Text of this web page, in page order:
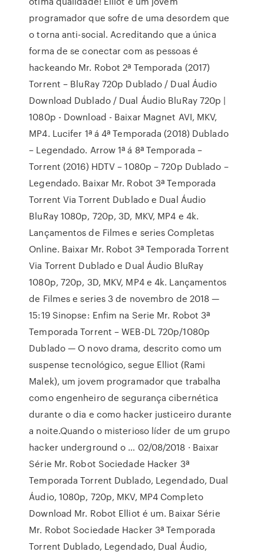
programador que sofre de uma desordem que
o torna anti-social. Acreditando que a única
forma de se conectar com as pessoas é
hackeando Mr. Robot 2ª Temporada (2017)
Torrent – BluRay 720p Dublado / Dual Áudio
Download Dublado / Dual Áudio BluRay 720p |
1080p - Download - Baixar Magnet AVI, MKV,
MP4. Lucifer 1ª á 4ª Temporada (2018) Dublado
– Legendado. Arrow 1ª á 8ª Temporada –
Torrent (2016) HDTV – 1080p – 720p Dublado –
Legendado. Baixar Mr. Robot 3ª Temporada
Torrent Via Torrent Dublado e Dual Áudio
BluRay 1080p, 720p, 3D, MKV, MP4 e 4k.
Lançamentos de Filmes e series Completas
Online. Baixar Mr. Robot 3ª Temporada Torrent
Via Torrent Dublado e Dual Áudio BluRay
1080p, 720p, 3D, MKV, MP4 e 4k. Lançamentos
de Filmes e series 3 de novembro de 2018 —
15:19 Sinopse: Enfim na Serie Mr. Robot 3ª
Temporada Torrent – WEB-DL 720p/1080p
Dublado — O novo drama, descrito como um
suspense tecnológico, segue Elliot (Rami
Malek), um jovem programador que trabalha
como engenheiro de segurança cibernética
durante o dia e como hacker justiceiro durante
a noite.Quando o misterioso líder de um grupo
hacker underground o … 02/08/2018 · Baixar
Série Mr. Robot Sociedade Hacker 3ª
Temporada Torrent Dublado, Legendado, Dual
Áudio, 1080p, 720p, MKV, MP4 Completo
Download Mr. Robot Elliot é um. Baixar Série
Mr. Robot Sociedade Hacker 3ª Temporada
Torrent Dublado, Legendado, Dual Áudio,